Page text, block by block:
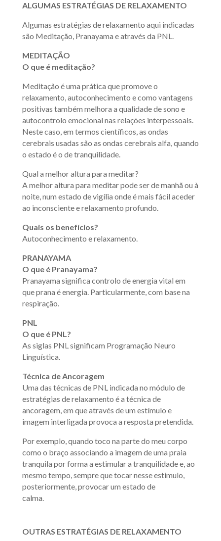
ALGUMAS ESTRATÉGIAS DE RELAXAMENTO
Algumas estratégias de relaxamento aqui indicadas
são Meditação, Pranayama e através da PNL.
MEDITAÇÃO
O que é meditação?
Meditação é uma prática que promove o
relaxamento, autoconhecimento e como vantagens
positivas também melhora a qualidade de sono e
autocontrolo emocional nas relações interpessoais.
Neste caso, em termos científicos, as ondas
cerebrais usadas são as ondas cerebrais alfa, quando
o estado é o de tranquilidade.
Qual a melhor altura para meditar?
A melhor altura para meditar pode ser de manhã ou à
noite, num estado de vigília onde é mais fácil aceder
ao inconsciente e relaxamento profundo.
Quais os benefícios?
Autoconhecimento e relaxamento.
PRANAYAMA
O que é Pranayama?
Pranayama significa controlo de energia vital em
que prana é energia. Particularmente, com base na
respiração.
PNL
O que é PNL?
As siglas PNL significam Programação Neuro
Linguística.
Técnica de Ancoragem
Uma das técnicas de PNL indicada no módulo de
estratégias de relaxamento é a técnica de
ancoragem, em que através de um estímulo e
imagem interligada provoca a resposta pretendida.
Por exemplo, quando toco na parte do meu corpo
como o braço associando a imagem de uma praia
tranquila por forma a estimular a tranquilidade e, ao
mesmo tempo, sempre que tocar nesse estimulo,
posteriormente, provocar um estado de
calma.
OUTRAS ESTRATÉGIAS DE RELAXAMENTO